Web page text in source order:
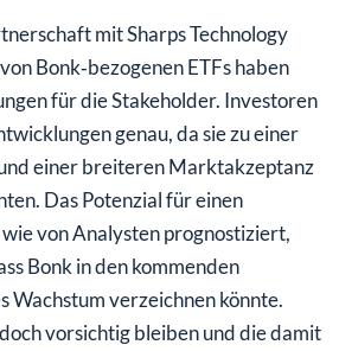
mit Sharps Technology
Bonk‑bezogenen ETFs haben
für die Stakeholder. Investoren
genau, da sie zu einer
einer breiteren Marktakzeptanz
Das Potenzial für einen
von Analysten prognostiziert,
Bonk in den kommenden
Wachstum verzeichnen könnte.
vorsichtig bleiben und die damit